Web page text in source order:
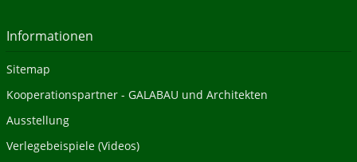
Informationen
Sitemap
Kooperationspartner - GALABAU und Architekten
Ausstellung
Verlegebeispiele (Videos)